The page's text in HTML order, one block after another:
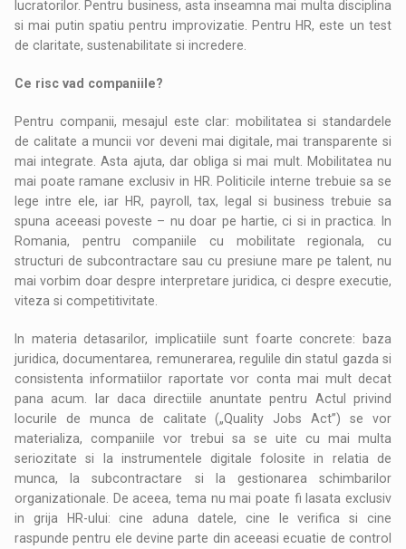
lucratorilor. Pentru business, asta inseamna mai multa disciplina
si mai putin spatiu pentru improvizatie. Pentru HR, este un test
de claritate, sustenabilitate si incredere.
Ce risc vad companiile?
Pentru companii, mesajul este clar: mobilitatea si standardele
de calitate a muncii vor deveni mai digitale, mai transparente si
mai integrate. Asta ajuta, dar obliga si mai mult. Mobilitatea nu
mai poate ramane exclusiv in HR. Politicile interne trebuie sa se
lege intre ele, iar HR, payroll, tax, legal si business trebuie sa
spuna aceeasi poveste – nu doar pe hartie, ci si in practica. In
Romania, pentru companiile cu mobilitate regionala, cu
structuri de subcontractare sau cu presiune mare pe talent, nu
mai vorbim doar despre interpretare juridica, ci despre executie,
viteza si competitivitate.
In materia detasarilor, implicatiile sunt foarte concrete: baza
juridica, documentarea, remunerarea, regulile din statul gazda si
consistenta informatiilor raportate vor conta mai mult decat
pana acum. Iar daca directiile anuntate pentru Actul privind
locurile de munca de calitate („Quality Jobs Act”) se vor
materializa, companiile vor trebui sa se uite cu mai multa
seriozitate si la instrumentele digitale folosite in relatia de
munca, la subcontractare si la gestionarea schimbarilor
organizationale. De aceea, tema nu mai poate fi lasata exclusiv
in grija HR-ului: cine aduna datele, cine le verifica si cine
raspunde pentru ele devine parte din aceeasi ecuatie de control